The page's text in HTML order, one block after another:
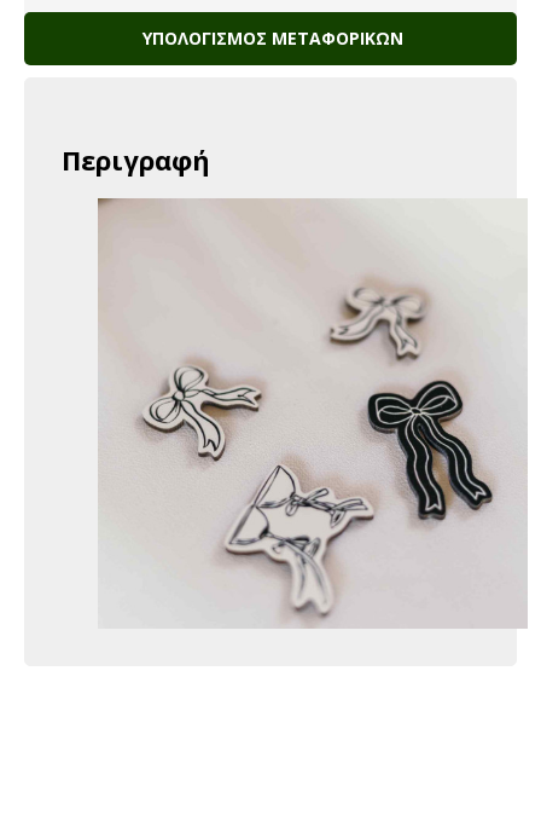
ΥΠΟΛΟΓΙΣΜΌΣ ΜΕΤΑΦΟΡΙΚΏΝ
Περιγραφή